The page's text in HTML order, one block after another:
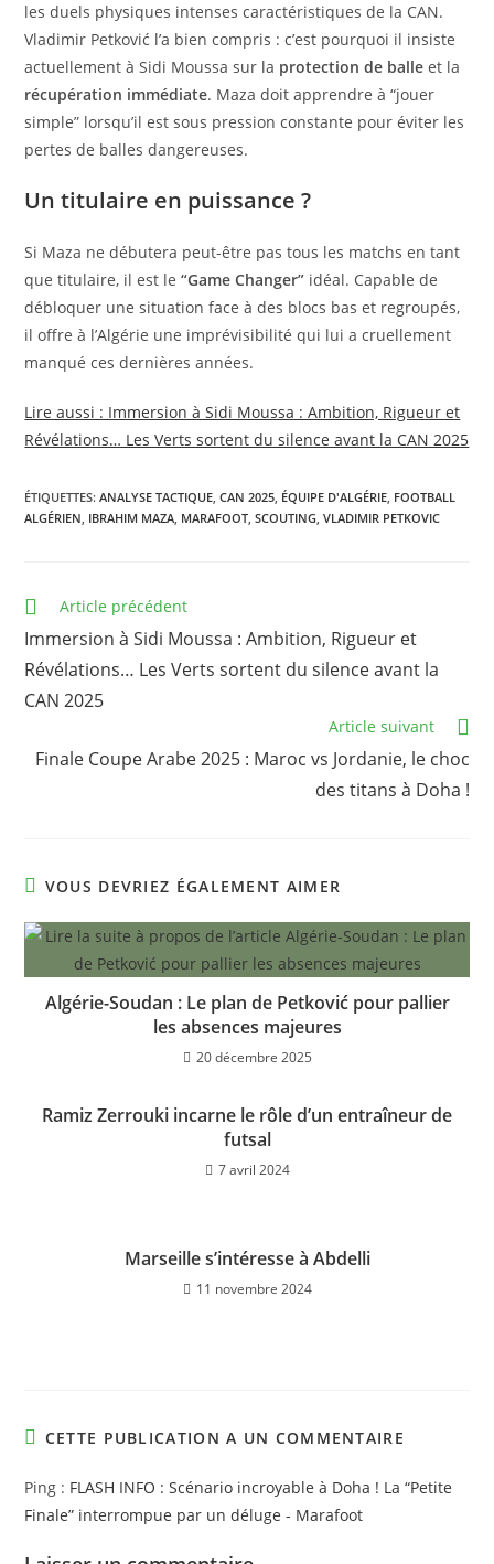
les duels physiques intenses caractéristiques de la CAN.
Vladimir Petković l’a bien compris : c’est pourquoi il insiste
actuellement à Sidi Moussa sur la protection de balle et la
récupération immédiate. Maza doit apprendre à “jouer
simple” lorsqu’il est sous pression constante pour éviter les
pertes de balles dangereuses.
Un titulaire en puissance ?
Si Maza ne débutera peut-être pas tous les matchs en tant
que titulaire, il est le“Game Changer” idéal. Capable de
débloquer une situation face à des blocs bas et regroupés,
il offre à l’Algérie une imprévisibilité qui lui a cruellement
manqué ces dernières années.
Lire aussi : Immersion à Sidi Moussa : Ambition, Rigueur et
Révélations… Les Verts sortent du silence avant la CAN 2025
ÉTIQUETTES:ANALYSE TACTIQUE, CAN 2025, ÉQUIPE D'ALGÉRIE, FOOTBALL
ALGÉRIEN, IBRAHIM MAZA, MARAFOOT, SCOUTING, VLADIMIR PETKOVIC
Read
articles
Article précédent
Immersion à Sidi Moussa : Ambition, Rigueur et
Révélations… Les Verts sortent du silence avant la
CAN 2025
Article suivant
Finale Coupe Arabe 2025 : Maroc vs Jordanie, le choc
des titans à Doha !
VOUS DEVRIEZ ÉGALEMENT AIMER
Algérie-Soudan : Le plan de Petković pour pallier
les absences majeures
20 décembre 2025
Ramiz Zerrouki incarne le rôle d’un entraîneur de
futsal
7 avril 2024
Marseille s’intéresse à Abdelli
11 novembre 2024
CETTE PUBLICATION A UN COMMENTAIRE
Ping : FLASH INFO : Scénario incroyable à Doha ! La “Petite
Finale” interrompue par un déluge - Marafoot